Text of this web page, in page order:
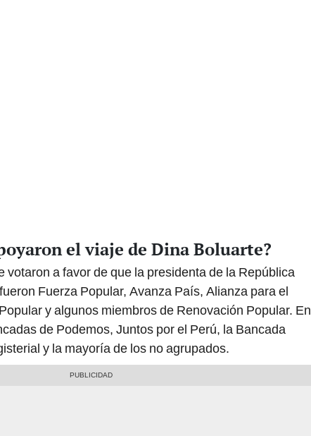
el viaje de Dina Boluarte?
votaron a favor de que la presidenta de la República
Fuerza Popular, Avanza País, Alianza para el
y algunos miembros de Renovación Popular. En
de Podemos, Juntos por el Perú, la Bancada
y la mayoría de los no agrupados.